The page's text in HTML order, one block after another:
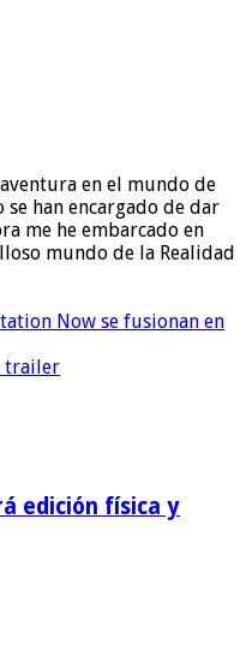
en el mundo de
han encargado de dar
me he embarcado en
mundo de la Realidad
Now se fusionan en
trailer
edición física y